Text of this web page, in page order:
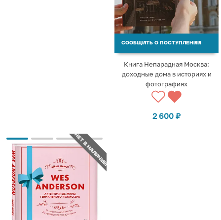
СООБЩИТЬ О ПОСТУПЛЕНИИ
Книга Непарадная Москва:
доходные дома в историях и
фотографиях
2 600 ₽
НЕТ В НАЛИЧИИ